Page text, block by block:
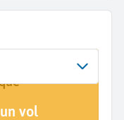
Freiburg
vol